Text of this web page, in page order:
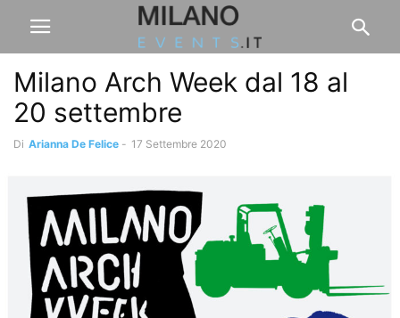
Milano Arch Week dal 18 al
20 settembre
Di Arianna De Felice - 17 Settembre 2020